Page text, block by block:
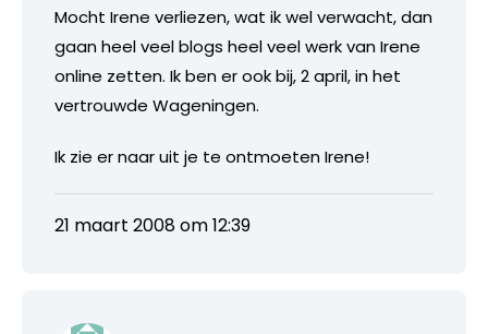
Mocht Irene verliezen, wat ik wel verwacht, dan
gaan heel veel blogs heel veel werk van Irene
online zetten. Ik ben er ook bij, 2 april, in het
vertrouwde Wageningen.
Ik zie er naar uit je te ontmoeten Irene!
21 maart 2008 om 12:39